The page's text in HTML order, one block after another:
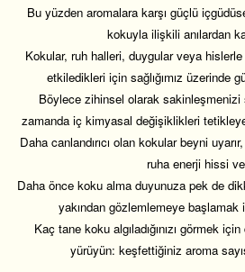
Bu yüzden aromalara karşı güçlü
kokuyla ilişkili anılardan
Kokular, ruh halleri, duygular veya hislerle
etkiledikleri için sağlığımız üzerinde
Böylece zihinsel olarak sakinleşmenizi
zamanda iç kimyasal değişiklikleri
Daha canlandırıcı olan kokular beyni
ruha enerji hissi
Daha önce koku alma duyunuza pek de
yakından gözlemlemeye başlamak
Kaç tane koku algıladığınızı görmek
yürüyün: keşfettiğiniz aroma